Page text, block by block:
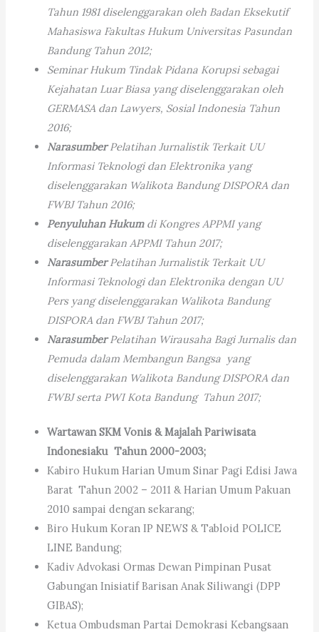
Tahun 1981 diselenggarakan oleh Badan Eksekutif
Mahasiswa Fakultas Hukum Universitas Pasundan
Bandung Tahun 2012;
Seminar Hukum Tindak Pidana Korupsi sebagai
Kejahatan Luar Biasa yang diselenggarakan oleh
GERMASA dan Lawyers, Sosial Indonesia Tahun
2016;
NarasumberPelatihan Jurnalistik Terkait UU
Informasi Teknologi dan Elektronika yang
diselenggarakan Walikota Bandung DISPORA dan
FWBJ Tahun 2016;
Penyuluhan Hukumdi Kongres APPMI yang
diselenggarakan APPMI Tahun 2017;
NarasumberPelatihan Jurnalistik Terkait UU
Informasi Teknologi dan Elektronika dengan UU
Pers yang diselenggarakan Walikota Bandung
DISPORA dan FWBJ Tahun 2017;
NarasumberPelatihan Wirausaha Bagi Jurnalis dan
Pemuda dalam Membangun Bangsa yang
diselenggarakan Walikota Bandung DISPORA dan
FWBJ serta PWI Kota Bandung Tahun 2017;
Wartawan SKM Vonis & Majalah Pariwisata
Indonesiaku Tahun 2000-2003;
Kabiro Hukum Harian Umum Sinar Pagi Edisi Jawa
Barat Tahun 2002 – 2011 & Harian Umum Pakuan
2010 sampai dengan sekarang;
Biro Hukum Koran IP NEWS & Tabloid POLICE
LINE Bandung;
Kadiv Advokasi Ormas Dewan Pimpinan Pusat
Gabungan Inisiatif Barisan Anak Siliwangi (DPP
GIBAS);
Ketua Ombudsman Partai Demokrasi Kebangsaan